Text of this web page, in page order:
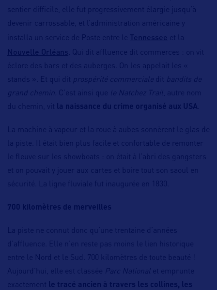
sentier difficile, elle fut progressivement élargie jusqu’à
devenir carrossable, et l’administration américaine y
installa un service de Poste entre le Tennessee et la
Nouvelle Orléans . Qui dit affluence dit commerces : on vit
éclore des bars et des auberges. On les appelait les «
stands ». Et qui dit prospérité commerciale dit bandits de
grand chemin. C’est ainsi que le Natchez Trail
, autre nom
du chemin, vit
la naissance du crime organisé aux USA
La machine à vapeur et la roue à aubes sonnèrent le glas de
la piste. Il était bien plus facile et confortable de remonter
le fleuve sur les showboats : on était à l’abri des gangsters
et on pouvait y jouer aux cartes et boire tout son saoul en
sécurité. La ligne fluviale fut inaugurée en 1830.
700 kilomètres de merveilles
La piste ne connut donc qu’une trentaine d’années
d’affluence. Elle n’en reste pas moins le lien historique
entre le Nord et le Sud. 700 kilomètres de toute beauté !
Aujourd’hui, elle est classée Parc National et emprunte
exactement
le tracé ancien à travers les collines, les